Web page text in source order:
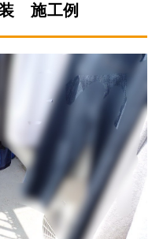
装 施工例